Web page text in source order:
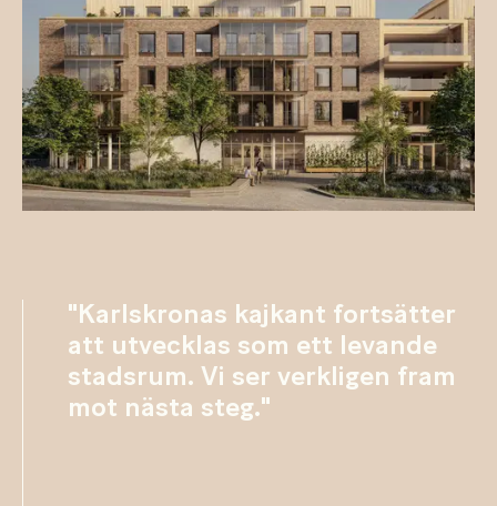
"Karlskronas kajkant fortsätter
att utvecklas som ett levande
stadsrum. Vi ser verkligen fram
mot nästa steg."